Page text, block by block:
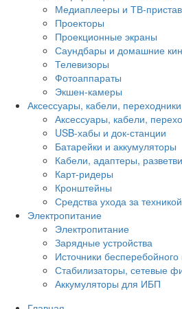
Медиаплееры и ТВ-
Проекторы
Проекционные экраны
Саундбары и домашние
Телевизоры
Фотоаппараты
Экшен-камеры
Аксессуары, кабели, переходники
Аксессуары, кабели,
USB-хабы и док-станции
Батарейки и аккумуляторы
Кабели, адаптеры,
Карт-ридеры
Кронштейны
Средства ухода за техникой
Электропитание
Электропитание
Зарядные устройства
Источники бесперебойного
Стабилизаторы, сетевые
Аккумуляторы для ИБП